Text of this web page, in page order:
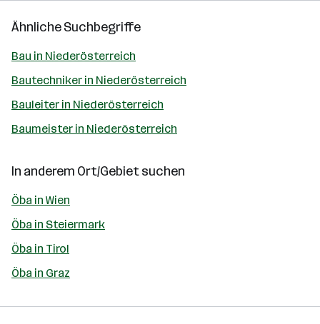
Ähnliche Suchbegriffe
Bau in Niederösterreich
Bautechniker in Niederösterreich
Bauleiter in Niederösterreich
Baumeister in Niederösterreich
In anderem Ort/Gebiet suchen
Öba in Wien
Öba in Steiermark
Öba in Tirol
Öba in Graz